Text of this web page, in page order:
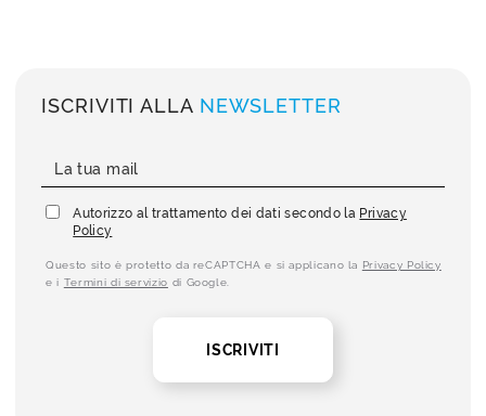
ISCRIVITI ALLA NEWSLETTER
Autorizzo al trattamento dei dati secondo la Privacy
Policy
Questo sito è protetto da reCAPTCHA e si applicano la Privacy Policy
e i Termini di servizio di Google.
ISCRIVITI